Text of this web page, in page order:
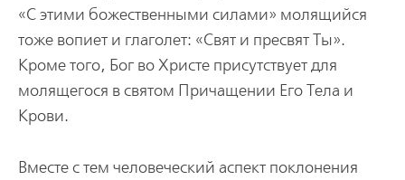
«С этими божественными силами» молящийся
тоже вопиет и глаголет: «Свят и пресвят Ты».
Кроме того, Бог во Христе присутствует для
молящегося в святом Причащении Его Тела и
Крови.
Вместе с тем человеческий аспект поклонения